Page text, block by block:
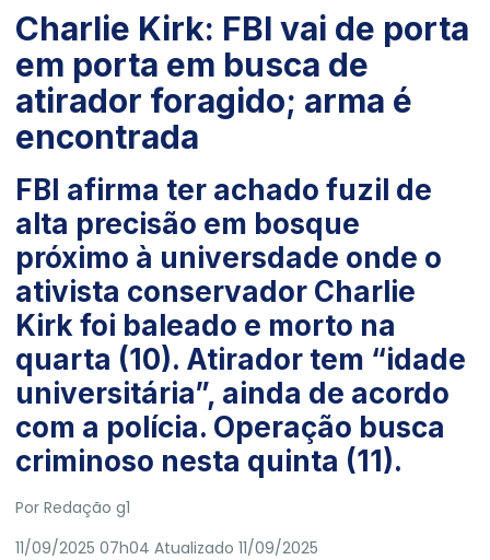
Charlie Kirk: FBI vai de porta
em porta em busca de
atirador foragido; arma é
encontrada
FBI afirma ter achado fuzil de
alta precisão em bosque
próximo à universdade onde o
ativista conservador Charlie
Kirk foi baleado e morto na
quarta (10). Atirador tem “idade
universitária”, ainda de acordo
com a polícia. Operação busca
criminoso nesta quinta (11).
Por Redação g1
11/09/2025 07h04 Atualizado 11/09/2025